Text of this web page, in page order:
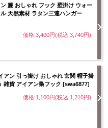
籐 おしゃれ フック 壁掛け ウォー
天然素材 ラタン三連ハンガー
価格:3,400円(税込 3,740円)
アン 引っ掛け おしゃれ 玄関 帽子掛
雑貨 アイアン梟フック [swa6877]
価格:1,100円(税込 1,210円)